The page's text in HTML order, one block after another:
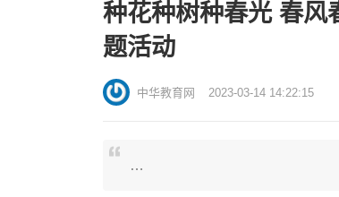
种花种树种春光 春
题活动
中华教育网 2023-03-14 14:22:15
…